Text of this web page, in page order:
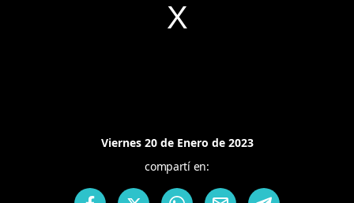
Viernes 20 de Enero de 2023
compartí en: